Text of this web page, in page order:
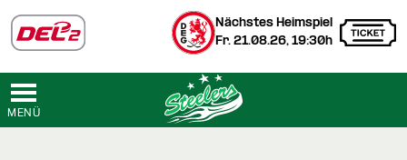
Nächstes Heimspiel
Fr. 21.08.26, 19:30h
MENÜ